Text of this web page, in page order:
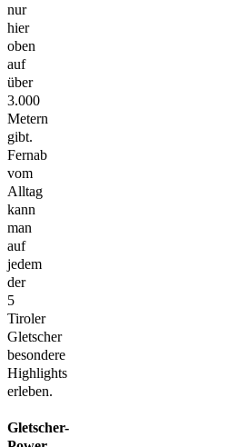
nur
hier
oben
auf
über
3.000
Metern
gibt.
Fernab
vom
Alltag
kann
man
auf
jedem
der
5
Tiroler
Gletscher
besondere
Highlights
erleben.
Gletscher-